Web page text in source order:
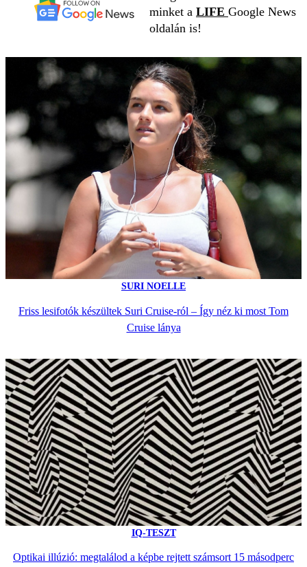
minket a LIFE Google News
oldalán is!
SURI NOELLE
Friss lesifotók készültek Suri Cruise-ról – Így néz ki most Tom
Cruise lánya
IQ-TESZT
Optikai illúzió: megtalálod a képbe rejtett számsort 15 másodperc